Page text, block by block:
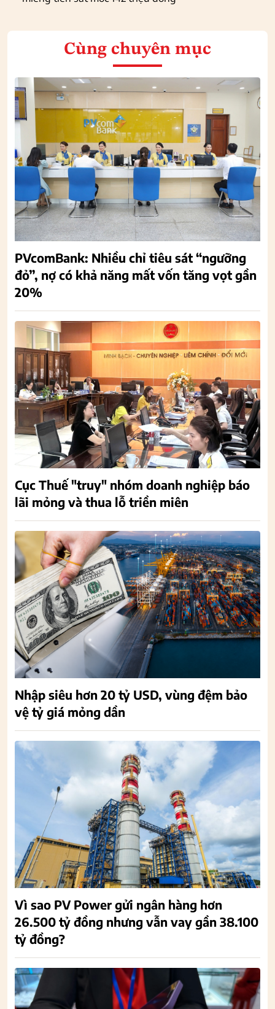
Cùng chuyên mục
PVcomBank: Nhiều chỉ tiêu sát “ngưỡng
đỏ”, nợ có khả năng mất vốn tăng vọt gần
20%
Cục Thuế "truy" nhóm doanh nghiệp báo
lãi mỏng và thua lỗ triền miên
Nhập siêu hơn 20 tỷ USD, vùng đệm bảo
vệ tỷ giá mỏng dần
Vì sao PV Power gửi ngân hàng hơn
26.500 tỷ đồng nhưng vẫn vay gần 38.100
tỷ đồng?